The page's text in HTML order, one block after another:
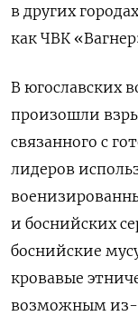
в других
как ЧВК
В югославских
произошли
связанного с
лидеров
и боснийских
боснийские
кровавые
возможным из-